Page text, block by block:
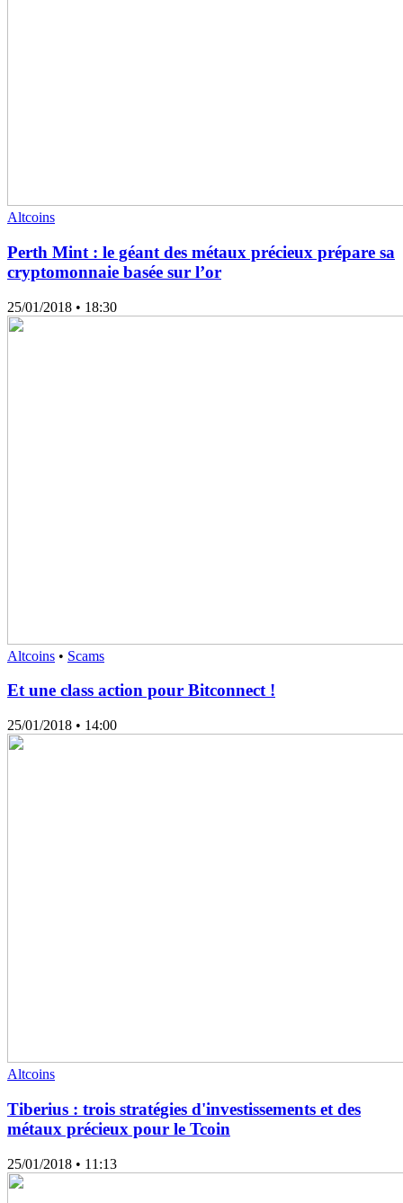
Altcoins
Perth Mint : le géant des métaux précieux prépare sa
cryptomonnaie basée sur l’or
25/01/2018 • 18:30
Altcoins • Scams
Et une class action pour Bitconnect !
25/01/2018 • 14:00
Altcoins
Tiberius : trois stratégies d'investissements et des
métaux précieux pour le Tcoin
25/01/2018 • 11:13